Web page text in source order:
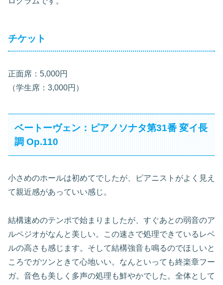
チケット
正面席：5,000円
（学生席：3,000円）
ベートーヴェン：ピアノソナタ第31番 変イ長
調 Op.110
小さめのホールは初めてでしたが、ピアニストがよく見え
て親近感があっていい感じ。
結構速めのテンポで始まりましたが、すぐあとの弱音のア
ルペジオがなんと美しい。この速さで処理できているレベ
ルの高さも感じます。そして結構強音も鳴るのでほしいと
ころでガツンときて心地いい。なんといっても終楽章フー
ガ。音色も美しく多声の処理も鮮やかでした。全体として